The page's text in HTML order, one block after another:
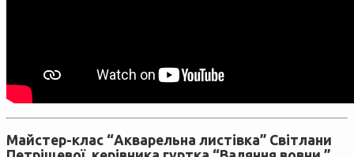
Майстер-клас “Акварельна листівка” Світлани